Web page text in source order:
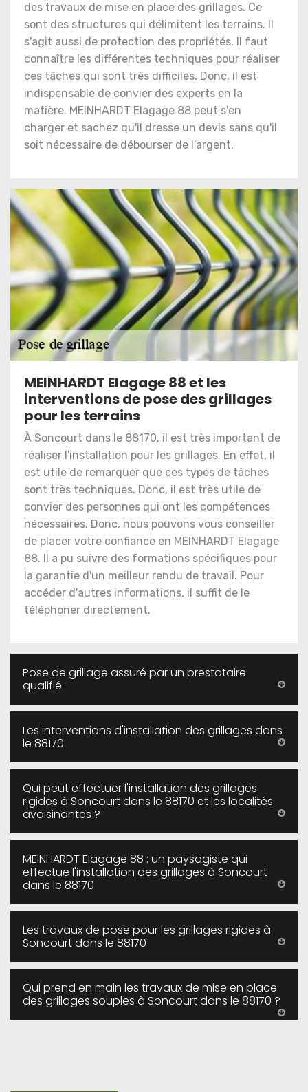
des travaux de mise en place des grillages. Ce
sont des structures qui délimitent les terrains. Il
s'agit aussi de protection des propriétés. Il faut
connaître les différentes techniques pour réaliser
ces tâches qui sont très difficiles. Donc, il est
indispensable de convier des experts en la
matière. MEINHARDT Elagage 88 peut s'en
charger et sachez qu'il dresse un devis sans qu'il
soit nécessaire de débourser de l'argent.
MEINHARDT Elagage 88 et les
interventions de pose des grillages
pour les terrains
À Soncourt dans le 88170, il est très important de
réaliser l'installation pour les grillages. En effet, il
est utile de remarquer que ces types de tâches
sont très techniques. Donc, il est très utile de
convier des personnes qui ont les compétences
nécessaires. Donc, nous pouvons vous conseiller
de placer votre confiance en MEINHARDT Elagage
88. Il a pu suivre des formations spécifiques pour
la garantie d'un meilleur rendu de travail. Pour
accéder d'autres informations, il suffit de le
téléphoner directement.
Pose de grillage assuré par un prestataire
qualifié
Les interventions d'installation des grillages dans
le 88170
Qui peut effectuer l'installation des grillages
rigides à Soncourt dans le 88170 et les localités
avoisinantes ?
MEINHARDT Elagage 88 : un paysagiste qui
effectue l'installation des grillages à Soncourt
dans le 88170
Les travaux de pose pour les grillages rigides à
Soncourt dans le 88170
Qui prend en main les travaux de mise en place
des grillages souples à Soncourt dans le 88170 ?